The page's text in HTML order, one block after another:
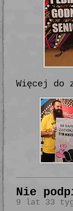
Więcej do
Nie
9 lat 33